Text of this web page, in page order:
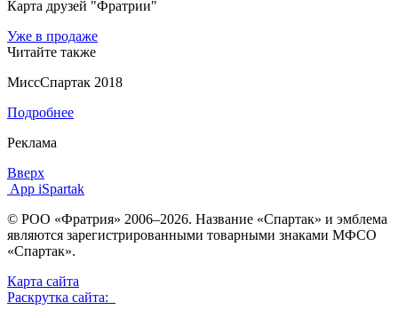
Карта друзей "Фратрии"
Уже в продаже
Читайте также
МиссСпартак 2018
Подробнее
Реклама
Вверх
App iSpartak
© РОО «Фратрия» 2006–2026. Название «Спартак» и эмблема
являются зарегистрированными товарными знаками МФСО
«Спартак».
Карта сайта
Раскрутка сайта: